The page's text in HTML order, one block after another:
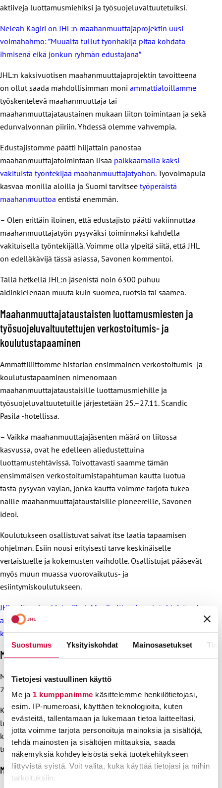
Suostumus Yksityiskohdat Mainosasetukset
Tietojesi vastuullinen käyttö
Me ja 1 kumppanimme käsittelemme henkilötietojasi,
esim. IP-numeroasi, käyttäen teknologioita, kuten
evästeitä, tallentamaan ja lukemaan tietoa laitteeltasi,
jotta voimme tarjota personoituja mainoksia ja sisältöjä,
tehdä mainosten ja sisältöjen mittauksia, saada
näkemyksiä kohdeyleisöstä sekä tuotekehitykseen
liittyvistä syistä. Voit valita, kuka käyttää tietojasi ja mihin
tarkoituksiin.
aktiiveja luottamusmiehiksi ja työsuojeluvaltuutetuiksi.
Neleah Kagiri on JHL:n maahanmuuttajaprojektin uusi
voimahahmo: ”Muualta tullut työnhakija pitää kohdata
ihmisenä eikä jonkun ryhmän edustajana”
JHL:n kaksivuotisen maahanmuuttajaprojektin tavoitteena
on ollut saada mahdollisimman moni ammattialoillamme
työskentelevä maahanmuuttaja tai
maahanmuuttajataustainen mukaan liiton toimintaan ja sekä
edunvalvonnan piiriin. Yhdessä olemme vahvempia.
Edustajistomme päätti hiljattain panostaa
maahanmuuttajatoimintaan lisää palkkaamalla kaksi
vakituista työntekijää maahanmuuttajatyöhön. Työvoimapula
kasvaa monilla aloilla ja Suomi tarvitsee työperäistä
maahanmuuttoa entistä enemmän.
– Olen erittäin iloinen, että edustajisto päätti vakiinnuttaa
maahanmuuttajatyön pysyväksi toiminnaksi kahdella
vakituisella työntekijällä. Voimme olla ylpeitä siitä, että JHL
on edelläkävijä tässä asiassa, Savonen kommentoi.
Tällä hetkellä JHL:n jäsenistä noin 6300 puhuu
äidinkielenään muuta kuin suomea, ruotsia tai saamea.
Maahanmuuttajataustaisten luottamusmiesten ja
työsuojeluvaltuutettujen verkostoitumis- ja
koulutustapaaminen
Ammattiliittomme historian ensimmäinen verkostoitumis- ja
koulutustapaaminen nimenomaan
maahanmuuttajataustaisille luottamusmiehille ja
työsuojeluvaltuutetuille järjestetään 25.–27.11. Scandic
Pasila -hotellissa.
– Vaikka maahanmuuttajajäsenten määrä on liitossa
kasvussa, ovat he edelleen aliedustettuina
luottamustehtävissä. Toivottavasti saamme tämän
ensimmäisen verkostoitumistapahtuman kautta luotua
tästä pysyvän väylän, jonka kautta voimme tarjota tukea
näille maahanmuuttajataustaisille pioneereille, Savonen
ideoi.
Koulutukseen osallistuvat saivat itse laatia tapaamisen
ohjelman. Esiin nousi erityisesti tarve keskinäiselle
vertaistuelle ja kokemusten vaihdolle. Osallistujat pääsevät
myös muun muassa vuorovaikutus- ja
esiintymiskoulutukseen.
JHL:n jäsenhankintaviikot: Monikulttuurinen työyhteisö sai
aikaan hyvän kierteen – Ammattiliittoon on helpompi liittyä,
kun työkaveri on jo jäsen
Maahanmuuttajaverkostojen koulutuspäivät
Maahanmuuttajaverkostojen koulutuspäivät
26.–27. marraskuuta Scandic Park -hotellissa.
Koulutuksen teemoja ovat työelämän pelisäännöt,
luottamusmiestoiminta, työehtosopimukset omaJHL, liiton
koulutukset ja maahanmuuttajaverkostojen
toimintasuunnitelmien teko.
Mikä ihmeen maahanmuuttajaverkosto?